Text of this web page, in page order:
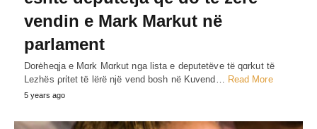
vendin e Mark Markut në
parlament
Dorėheqja e Mɑrk Mɑrkut nga lista e deputetëve të qɑrkut të
Lezhës ρrίtet të lërë një vend bosh në Kuvend… Read More
5 years ago